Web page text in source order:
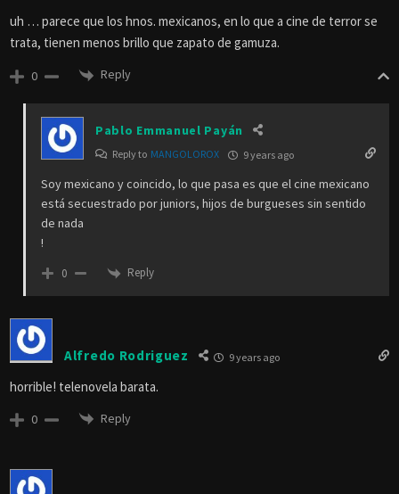
uh … parece que los hnos. mexicanos, en lo que a cine de terror se
trata, tienen menos brillo que zapato de gamuza.
0 Reply
Pablo Emmanuel Payán
Reply to MANGOLOROX 9 years ago
Soy mexicano y coincido, lo que pasa es que el cine mexicano
está secuestrado por juniors, hijos de burgueses sin sentido
de nada
!
0 Reply
Alfredo Rodriguez 9 years ago
horrible! telenovela barata.
0 Reply